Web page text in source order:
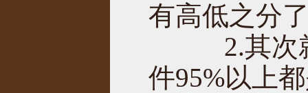
有高低之分
2.其次就
件95%以上